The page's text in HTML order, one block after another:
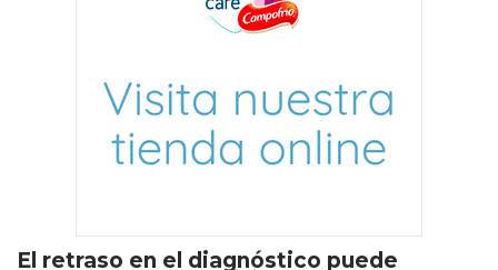
El retraso en el diagnóstico puede